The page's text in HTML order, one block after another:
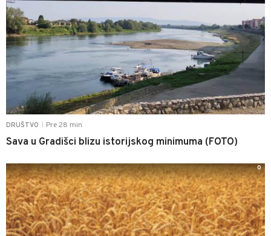
DRUŠTVO Pre 28 min
Sava u Gradišci blizu istorijskog minimuma (FOTO)
0